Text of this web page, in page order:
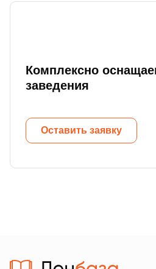
Комплексно
заведения
Оставить заявку